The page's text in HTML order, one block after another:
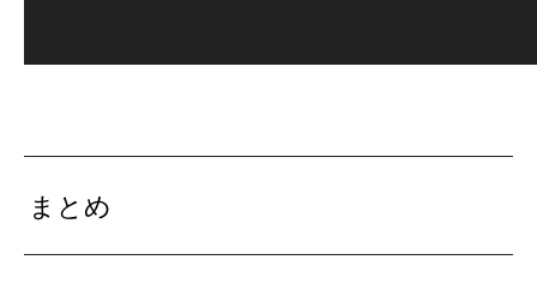
まとめ